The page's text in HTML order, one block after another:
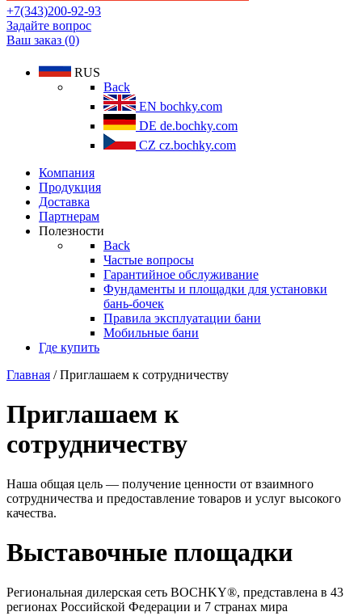
+7(343)200-92-93
Задайте вопрос
Ваш заказ (0)
RUS
Back
EN bochky.com
DE de.bochky.com
CZ cz.bochky.com
Компания
Продукция
Доставка
Партнерам
Полезности
Back
Частые вопросы
Гарантийное обслуживание
Фундаменты и площадки для установки
бань-бочек
Правила эксплуатации бани
Мобильные бани
Где купить
Главная / Приглашаем к сотрудничеству
Приглашаем к
сотрудничеству
Наша общая цель — получение ценности от взаимного
сотрудничества и предоставление товаров и услуг высокого
качества.
Выставочные площадки
Региональная дилерская сеть BOCHKY®, представлена в 43
регионах Российской Федерации и 7 странах мира